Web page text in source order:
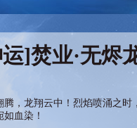
]焚业·无烬
腾，龙翔云中！烈焰喷涌之时，
如血染！